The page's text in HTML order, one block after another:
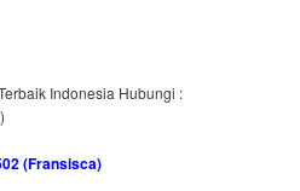
Indonesia Hubungi :
(Fransisca)